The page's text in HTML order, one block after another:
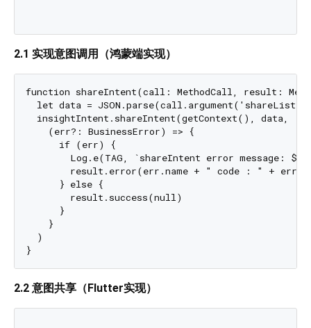
2.1 实现意图调用（鸿蒙端实现）
function shareIntent(call: MethodCall, result:
let data =
  insightIntent.shareIntent(getContext(), data,
    (err?: BusinessError) => {
      if (err) {
Log.e(TAG, `shareIntent error message:
result.error(err.name + " code : " +
      } else {
        result.success(null)
      }
    }
  )
2.2 意图共享（Flutter实现）